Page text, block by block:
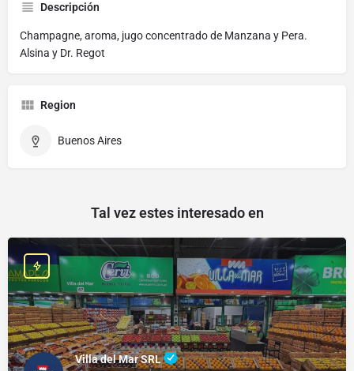
Descripción
Champagne, aroma, jugo concentrado de Manzana y Pera.
Alsina y Dr. Regot
Region
Buenos Aires
Tal vez estes interesado en
Villa del Mar SRL